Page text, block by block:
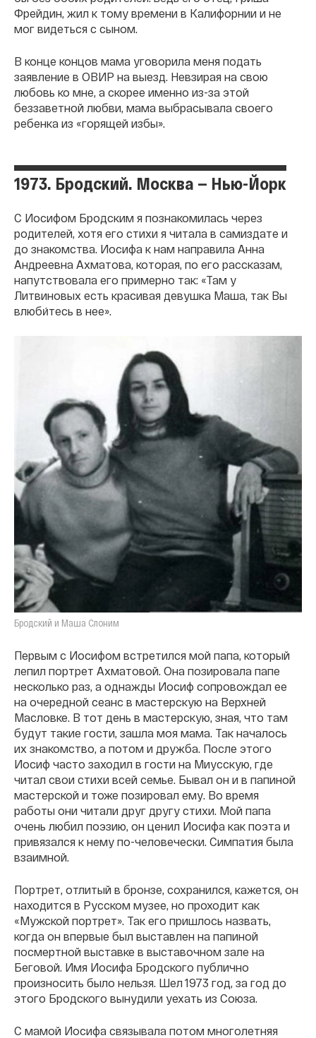
Фрейдин, жил к тому времени в Калифорнии и не
мог видеться с сыном.
В конце концов мама уговорила меня подать
заявление в ОВИР на выезд. Невзирая на свою
любовь ко мне, а скорее именно из-за этой
беззаветной любви, мама выбрасывала своего
ребенка из «горящей избы».
1973. Бродский. Москва — Нью-Йорк
С Иосифом Бродским я познакомилась через
родителей, хотя его стихи я читала в самиздате и
до знакомства. Иосифа к нам направила Анна
Андреевна Ахматова, которая, по его рассказам,
напутствовала его примерно так: «Там у
Литвиновых есть красивая девушка Маша, так Вы
влюби́тесь в нее».
Бродский и Маша Слоним
Первым с Иосифом встретился мой папа, который
лепил портрет Ахматовой. Она позировала папе
несколько раз, а однажды Иосиф сопровождал ее
на очередной сеанс в мастерскую на Верхней
Масловке. В тот день в мастерскую, зная, что там
будут такие гости, зашла моя мама. Так началось
их знакомство, а потом и дружба. После этого
Иосиф часто заходил в гости на Миусскую, где
читал свои стихи всей семье. Бывал он и в папиной
мастерской и тоже позировал ему. Во время
работы они читали друг другу стихи. Мой папа
очень любил поэзию, он ценил Иосифа как поэта и
привязался к нему по-человечески. Симпатия была
взаимной.
Портрет, отлитый в бронзе, сохранился, кажется, он
находится в Русском музее, но проходит как
«Мужской портрет». Так его пришлось назвать,
когда он впервые был выставлен на папиной
посмертной выставке в выставочном зале на
Беговой. Имя Иосифа Бродского публично
произносить было нельзя. Шел 1973 год, за год до
этого Бродского вынудили уехать из Союза.
С мамой Иосифа связывала потом многолетняя